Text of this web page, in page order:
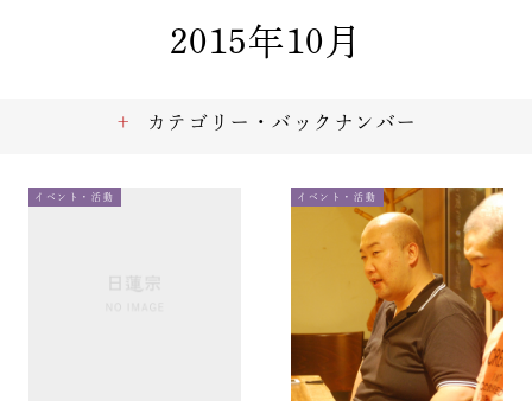
2015年10月
イベント・活動 イベント・活動
カテゴリー・バックナンバー